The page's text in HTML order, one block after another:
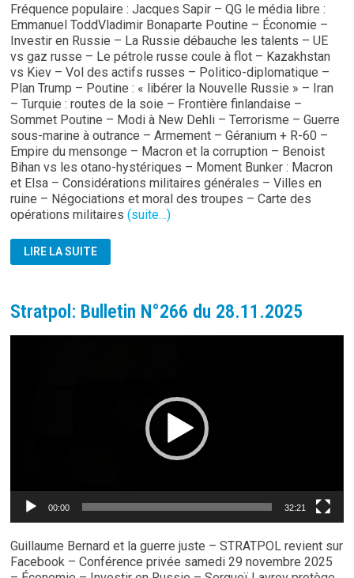
Fréquence populaire : Jacques Sapir – QG le média libre :
Emmanuel ToddVladimir Bonaparte Poutine – Économie –
Investir en Russie – La Russie débauche les talents – UE
vs gaz russe – Le pétrole russe coule à flot – Kazakhstan
vs Kiev – Vol des actifs russes – Politico-diplomatique –
Plan Trump – Poutine : « libérer la Nouvelle Russie » – Iran
– Turquie : routes de la soie – Frontière finlandaise –
Sommet Poutine – Modi à New Dehli – Terrorisme – Guerre
sous-marine à outrance – Armement – Géranium + R-60 –
Empire du mensonge – Macron et la corruption – Benoist
Bihan vs les otano-hystériques – Moment Bunker : Macron
et Elsa – Considérations militaires générales – Villes en
ruine – Négociations et moral des troupes – Carte des
opérations militaires(suite…)
STRATPOL:
LIRE LA SUITE
Stratpol: Bulletin N°266 du 28.11.2025
00:00 32:21
Guillaume Bernard et la guerre juste – STRATPOL revient sur
Facebook – Conférence privée samedi 29 novembre 2025